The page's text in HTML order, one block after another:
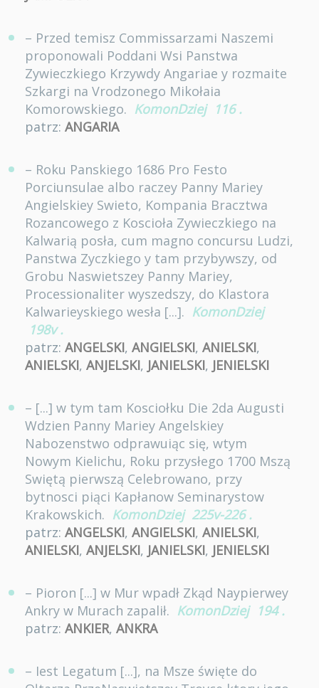
– Przed temisz Commissarzami Naszemi
proponowali Poddani Wsi Panstwa
Zywieczkiego Krzywdy Angariae y rozmaite
Szkargi na Vrodzonego Mikołaia
Komorowskiego. KomonDziej 116 .
patrz: ANGARIA
– Roku Panskiego 1686 Pro Festo
Porciunsulae albo raczey Panny Mariey
Angielskiey Swieto, Kompania Bracztwa
Rozancowego z Koscioła Zywieczkiego na
Kalwarią posła, cum magno concursu Ludzi,
Panstwa Zyczkiego y tam przybywszy, od
Grobu Naswietszey Panny Mariey,
Processionaliter wyszedszy, do Klastora
Kalwarieyskiego wesła [...]. KomonDziej
198v .
patrz: ANGELSKI, ANGIELSKI, ANIELSKI,
ANIELSKI, ANJELSKI, JANIELSKI, JENIELSKI
– [...] w tym tam Kosciołku Die 2da Augusti
Wdzien Panny Mariey Angelskiey
Nabozenstwo odprawuiąc się, wtym
Nowym Kielichu, Roku przysłego 1700 Mszą
Swiętą pierwszą Celebrowano, przy
bytnosci piąci Kapłanow Seminarystow
Krakowskich. KomonDziej 225v-226 .
patrz: ANGELSKI, ANGIELSKI, ANIELSKI,
ANIELSKI, ANJELSKI, JANIELSKI, JENIELSKI
– Pioron [...] w Mur wpadł Zkąd Naypierwey
Ankry w Murach zapalił. KomonDziej 194 .
patrz: ANKIER, ANKRA
– Iest Legatum [...], na Msze święte do